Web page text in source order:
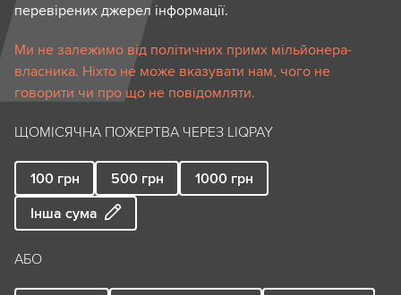
перевірених джерел інформації.
Ми не залежимо від політичних примх мільйонера-
власника. Ніхто не може вказувати нам, чого не
говорити чи про що не повідомляти.
ЩОМІСЯЧНА ПОЖЕРТВА ЧЕРЕЗ LIQPAY
100 грн 500 грн 1000 грн
Інша сума
АБО